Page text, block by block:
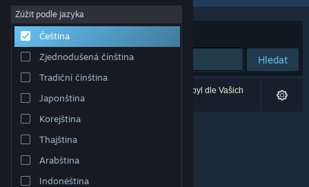
Informace
Podpora
Změnit jazyk
Mobilní aplikace služby Steam
Desktopová verze stránky
Zúžit podle jazyka
Čeština
Zjednodušená čínština
Tradiční čínština
Japonština
Korejština
Thajština
Arabština
Indonéština
Seřadit podle
Hledat
Vašemu zadání odpovídá 0 výsledků. 1 produkt byl dle Vašich
předvoleb vyloučen z výsledků vyhledávání.